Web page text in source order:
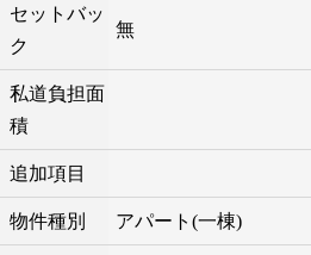
セットバッ
ク
無
私道負担面
積
追加項目
物件種別 アパート(一棟)